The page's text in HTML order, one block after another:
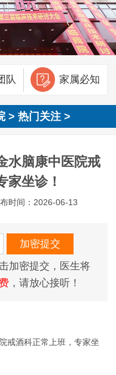
队 家属必知
>热门关注 >
水脑康中医院戒
家坐诊！
时间：2026-06-13
加密提交，医生将
，请放心接听！
戒酒科正常上班，专家坐